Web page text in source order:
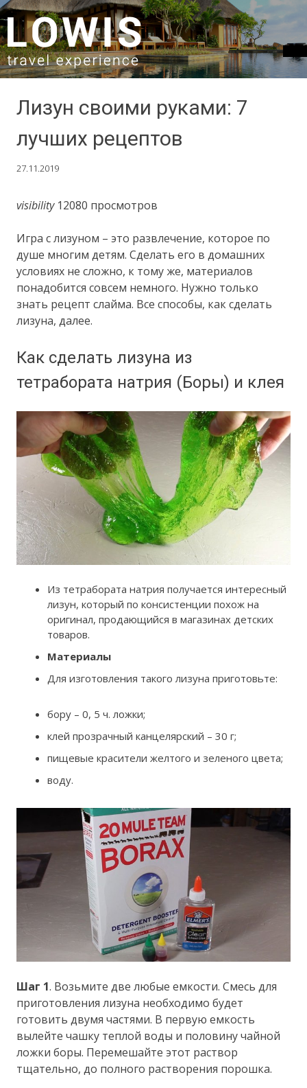
SKIP TO CONTENT
Лизун своими руками: 7
лучших рецептов
27.11.2019
visibility12080 просмотров
Игра с лизуном – это развлечение, которое по
душе многим детям. Сделать его в домашних
условиях не сложно, к тому же, материалов
понадобится совсем немного. Нужно только
знать рецепт слайма. Все способы, как сделать
лизуна, далее.
Как сделать лизуна из
тетрабората натрия (Боры) и клея
Из тетрабората натрия получается интересный
лизун, который по консистенции похож на
оригинал, продающийся в магазинах детских
товаров.
Материалы
Для изготовления такого лизуна приготовьте:
бору – 0, 5 ч. ложки;
клей прозрачный канцелярский – 30 г;
пищевые красители желтого и зеленого цвета;
воду.
Шаг 1. Возьмите две любые емкости. Смесь для
приготовления лизуна необходимо будет
готовить двумя частями. В первую емкость
вылейте чашку теплой воды и половину чайной
ложки боры. Перемешайте этот раствор
тщательно, до полного растворения порошка.